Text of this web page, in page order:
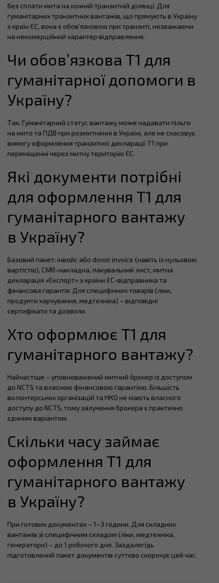
без сплати мита на кожній транзитній ділянці. Для
гуманітарних транзитних вантажів, що прямують в Україну
з країн ЄС, вона є обов’язковою при транзиті, незважаючи
на некомерційний характер відправлення.
Чи обов’язкова T1 для
гуманітарної допомоги в
Україну?
Так. Гуманітарний статус вантажу може надавати пільги
на мито та ПДВ при розмитненні в Україні, але не скасовує
вимогу оформлення транзитної декларації T1 при
переміщенні через митну територію ЄС.
Які документи потрібні
для оформлення T1 для
гуманітарного вантажу
в Україну?
Базовий пакет: інвойс або donor invoice (навіть із нульовою
вартістю), CMR-накладна, пакувальний лист, митна
декларація «Експорт» з країни ЄС-відправника та
фінансова гарантія. Для специфічних товарів (ліки,
продукти харчування, медтехніка) – відповідні
сертифікати та дозволи.
Хто оформлює T1 для
гуманітарного вантажу?
Найчастіше – уповноважений митний брокер із доступом
до NCTS та власною фінансовою гарантією. Більшість
волонтерських організацій та НКО не мають власного
доступу до NCTS, тому залучення брокера є практично
єдиним варіантом.
Скільки часу займає
оформлення T1 для
гуманітарного вантажу
в Україну?
При готових документах – 1–3 години. Для складних
вантажів зі специфічним складом (ліки, медтехніка,
генератори) – до 1 робочого дня. Заздалегідь
підготовлений пакет документів суттєво скорочує цей час.